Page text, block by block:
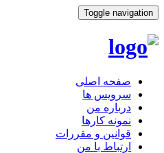
Toggle navigation
صفحه اصلی
سرویس ها
درباره من
نمونه کارها
قوانین و مقررات
ارتباط با من